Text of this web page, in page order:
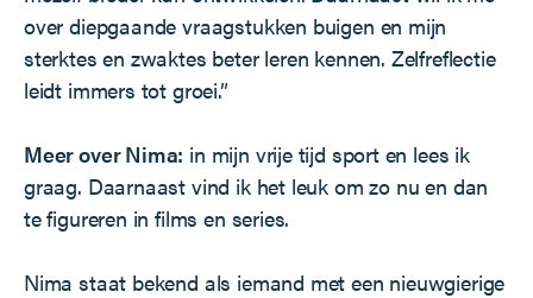
over diepgaande vraagstukken buigen en mijn
sterktes en zwaktes beter leren kennen. Zelfreflectie
leidt immers tot groei.”
Meer over Nima: in mijn vrije tijd sport en lees ik
graag. Daarnaast vind ik het leuk om zo nu en dan
te figureren in films en series.
Nima staat bekend als iemand met een nieuwgierige